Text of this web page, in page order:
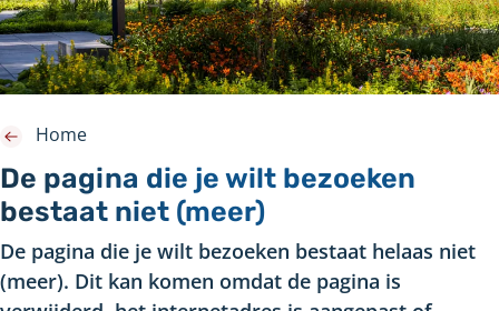
De pagina die je wilt bezoeken
bestaat niet (meer)
Home
De pagina die je wilt bezoeken bestaat helaas niet
(meer). Dit kan komen omdat de pagina is